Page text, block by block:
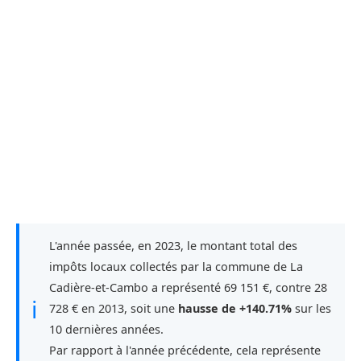
ℹ
L'année passée, en 2023, le montant total des
impôts locaux collectés par la commune de La
Cadière-et-Cambo a représenté 69 151 €, contre 28
728 € en 2013, soit une hausse de +140.71% sur les
10 dernières années.
Par rapport à l'année précédente, cela représente